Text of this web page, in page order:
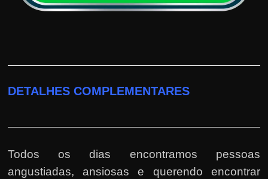
DETALHES COMPLEMENTARES
Todos os dias encontramos pessoas
angustiadas, ansiosas e querendo encontrar